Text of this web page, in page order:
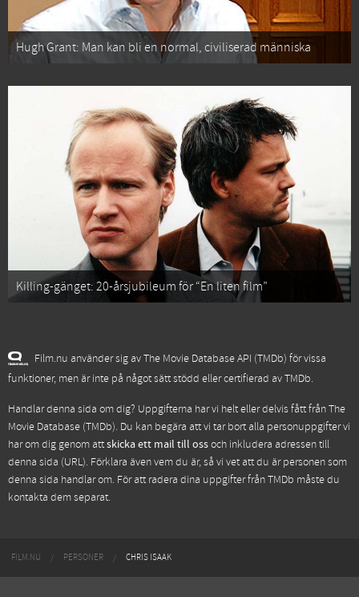
Hugh Grant: Man kan bli en normal, civiliserad människa
Killing-gänget: 20-årsjubileum för “En liten film”
Film.nu använder sig av The Movie Database API (TMDb) för vissa
funktioner, men är inte på något sätt stödd eller certifierad av TMDb.
Handlar denna sida om dig? Uppgifterna har vi helt eller delvis fått frånThe
Movie Database (TMDb). Du kan begära att vi tar bort alla personuppgifter vi
har om dig genom attskicka ett mail till ossoch inkludera adressen till
denna sida (URL). Förklara även vem du är, så vi vet att du är personen som
denna sida handlar om. För att radera dina uppgifter från TMDb måste du
kontakta dem separat.
FILM.NU PERSONER CHRIS ISAAK